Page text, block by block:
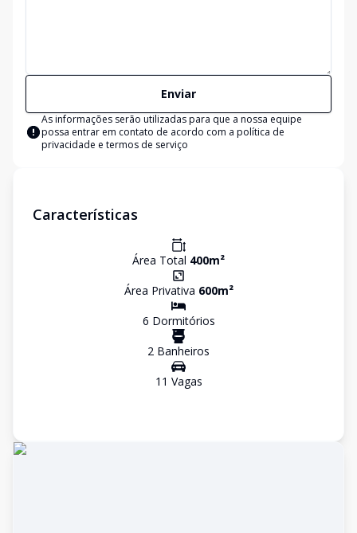
Enviar
As informações serão utilizadas para que a nossa equipe
possa entrar em contato de acordo com a política de
privacidade e termos de serviço
Características
Área Total 400m²
Área Privativa 600m²
6 Dormitórios
2 Banheiros
11 Vagas